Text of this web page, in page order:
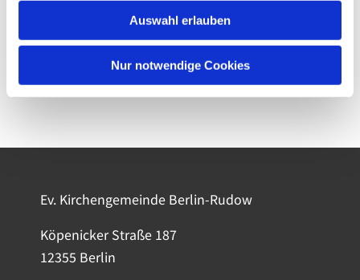
Auswahl erlauben
Nur notwendige Cookies
Ev. Kirchengemeinde Berlin-Rudow
Köpenicker Straße 187
12355 Berlin